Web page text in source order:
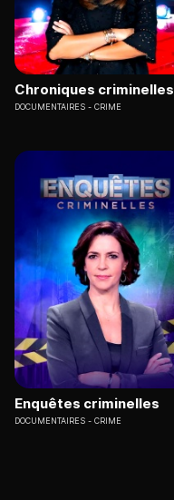
Chroniques criminelles
DOCUMENTAIRES CRIME
Enquêtes criminelles
DOCUMENTAIRES CRIME